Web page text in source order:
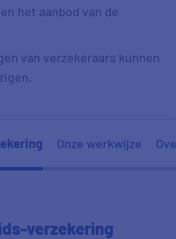
het aanbod van de
van verzekeraars kunnen
Onze werkwijze
-verzekering